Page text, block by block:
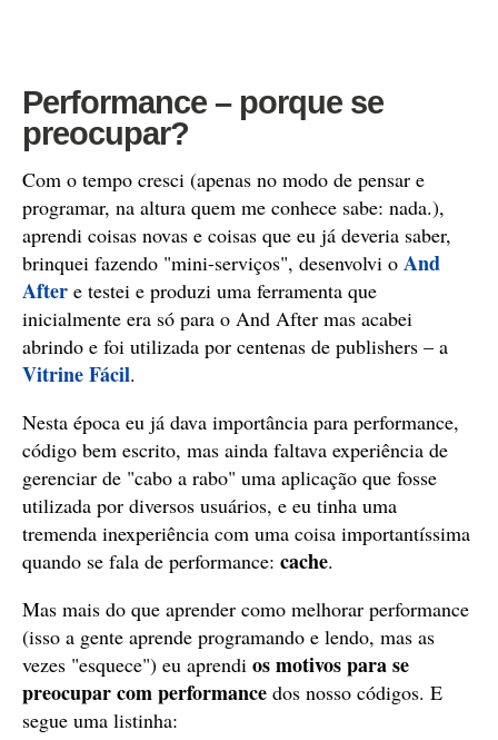
Performance – porque se
preocupar?
Com o tempo cresci (apenas no modo de pensar e
programar, na altura quem me conhece sabe: nada.),
aprendi coisas novas e coisas que eu já deveria saber,
brinquei fazendo "mini-serviços", desenvolvi o And
After e testei e produzi uma ferramenta que
inicialmente era só para o And After mas acabei
abrindo e foi utilizada por centenas de publishers – a
Vitrine Fácil.
Nesta época eu já dava importância para performance,
código bem escrito, mas ainda faltava experiência de
gerenciar de "cabo a rabo" uma aplicação que fosse
utilizada por diversos usuários, e eu tinha uma
tremenda inexperiência com uma coisa importantíssima
quando se fala de performance: cache.
Mas mais do que aprender como melhorar performance
(isso a gente aprende programando e lendo, mas as
vezes "esquece") eu aprendi os motivos para se
preocupar com performance dos nosso códigos. E
segue uma listinha: